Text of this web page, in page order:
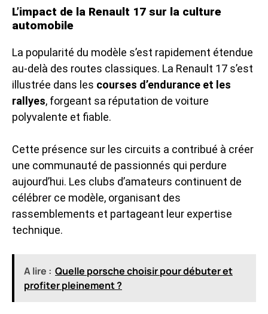
L’impact de la Renault 17 sur la culture
automobile
La popularité du modèle s’est rapidement étendue
au-delà des routes classiques. La Renault 17 s’est
illustrée dans les courses d’endurance et les
rallyes, forgeant sa réputation de voiture
polyvalente et fiable.
Cette présence sur les circuits a contribué à créer
une communauté de passionnés qui perdure
aujourd’hui. Les clubs d’amateurs continuent de
célébrer ce modèle, organisant des
rassemblements et partageant leur expertise
technique.
A lire : Quelle porsche choisir pour débuter et
profiter pleinement ?